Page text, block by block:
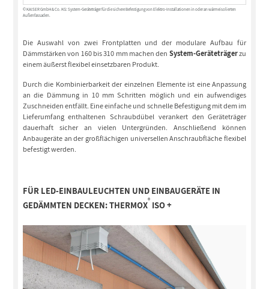
© KAISER GmbH & Co. KG: System-Geräteträger für die sichere Befestigung von Elektro-Installationen in oder an wärmeisolierten
Außenfassaden.
Die Auswahl von zwei Frontplatten und der modulare Aufbau für
Dämmstärken von 160 bis 310 mm machen den System-Geräteträgerzu
einem äußerst flexibel einsetzbaren Produkt.
Durch die Kombinierbarkeit der einzelnen Elemente ist eine Anpassung
an die Dämmung in 10 mm Schritten möglich und ein aufwendiges
Zuschneiden entfällt. Eine einfache und schnelle Befestigung mit dem im
Lieferumfang enthaltenen Schraubdübel verankert den Geräteträger
dauerhaft sicher an vielen Untergründen. Anschließend können
Anbaugeräte an der großflächigen universellen Anschraubfläche flexibel
befestigt werden.
FÜR LED-EINBAULEUCHTEN UND EINBAUGERÄTE IN
GEDÄMMTEN DECKEN:THERMOX® ISO +